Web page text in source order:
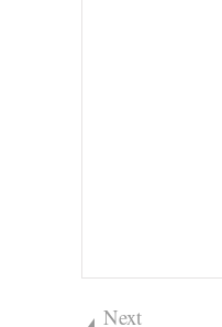
Next